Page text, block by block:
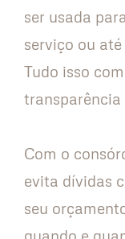
ser usada
serviço ou
Tudo isso com
transparência
Com o
evita dívidas
seu